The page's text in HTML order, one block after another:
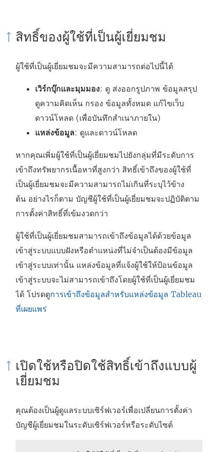
ด
ใ
น
า
ต่
ห
ม่
)
สิทธิ์ของผู้ใช้ที่เป็นผู้เยี่ยมชม
ผู้ใช้ที่เป็นผู้เยี่ยมชมจะมีความสามารถต่อไปนี้ได้
เวิร์กบุ๊กและมุมมอง: ดู ส่งออกรูปภาพ ข้อมูลสรุป
ดูความคิดเห็น กรอง ข้อมูลทั้งหมด แก้ไขเว็บ
ดาวน์โหลด (เพื่อบันทึกสำเนาภายใน)
แหล่งข้อมูล: ดูและดาวน์โหลด
หากคุณเพิ่มผู้ใช้ที่เป็นผู้เยี่ยมชมไปยังกลุ่มที่มีระดับการ
เข้าถึงทรัพยากรเนื้อหาที่สูงกว่า สิทธิ์เข้าถึงของผู้ใช้ที่
เป็นผู้เยี่ยมชมจะมีความสามารถไม่เกินที่ระบุไว้ข้าง
ต้น อย่างไรก็ตาม บัญชีผู้ใช้ที่เป็นผู้เยี่ยมชมจะปฏิบัติตาม
การตั้งค่าสิทธิ์ที่เข้มงวดกว่า
ผู้ใช้ที่เป็นผู้เยี่ยมชมสามารถเข้าถึงข้อมูลได้ด้วยข้อมูล
เข้าสู่ระบบแบบฝังหรือตำแหน่งที่ไม่จำเป็นต้องมีข้อมูล
เข้าสู่ระบบเท่านั้น แหล่งข้อมูลที่แจ้งผู้ใช้ให้ป้อนข้อมูล
เข้าสู่ระบบจะไม่สามารถเข้าถึงโดยผู้ใช้ที่เป็นผู้เยี่ยมชม
ได้ โปรดดูการเข้าถึงข้อมูลสำหรับแหล่งข้อมูล Tableau
ที่เผยแพร่
เปิดใช้หรือปิดใช้สิทธิ์เข้าถึงแบบผู้
เยี่ยมชม
คุณต้องเป็นผู้ดูแลระบบเซิร์ฟเวอร์เพื่อเปลี่ยนการตั้งค่า
บัญชีผู้เยี่ยมชมในระดับเซิร์ฟเวอร์หรือระดับไซต์